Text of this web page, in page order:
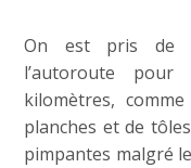
On est pris de
l’autoroute
kilomètres,
planches et de
pimpantes malgré